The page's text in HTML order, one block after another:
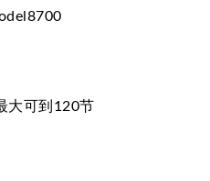
大可到120节